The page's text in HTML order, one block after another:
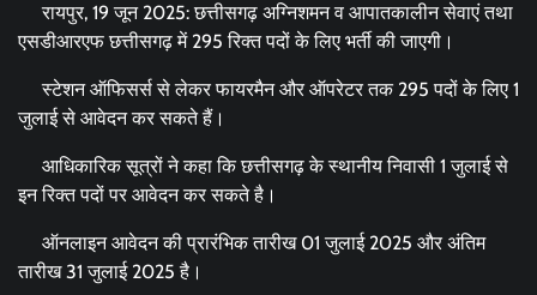
रायपुर, 19 जून 2025: छत्तीसगढ़ अग्निशमन व आपातकालीन सेवाएं तथा
एसडीआरएफ छत्तीसगढ़ में 295 रिक्त पदों के लिए भर्ती की जाएगी।
स्टेशन ऑफिसर्स से लेकर फायरमैन और ऑपरेटर तक 295 पदों के लिए 1
जुलाई से आवेदन कर सकते हैं।
आधिकारिक सूत्रों ने कहा कि छत्तीसगढ़ के स्थानीय निवासी 1 जुलाई से
इन रिक्त पदों पर आवेदन कर सकते है।
ऑनलाइन आवेदन की प्रारंभिक तारीख 01 जुलाई 2025 और अंतिम
तारीख 31 जुलाई 2025 है।